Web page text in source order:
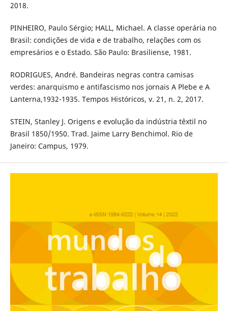
2018.
PINHEIRO, Paulo Sérgio; HALL, Michael. A classe operária no
Brasil: condições de vida e de trabalho, relações com os
empresários e o Estado. São Paulo: Brasiliense, 1981.
RODRIGUES, André. Bandeiras negras contra camisas
verdes: anarquismo e antifascismo nos jornais A Plebe e A
Lanterna,1932-1935. Tempos Históricos, v. 21, n. 2, 2017.
STEIN, Stanley J. Origens e evolução da indústria têxtil no
Brasil 1850/1950. Trad. Jaime Larry Benchimol. Rio de
Janeiro: Campus, 1979.